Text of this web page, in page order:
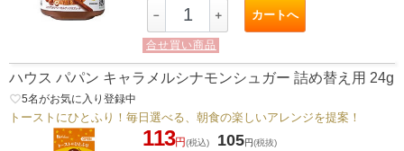
－ ＋ カートへ
合せ買い商品
ハウス パパン キャラメルシナモンシュガー 詰め替え用 24g
favorite_border5名がお気に入り登録中
トーストにひとふり！毎日選べる、朝食の楽しいアレンジを提案！
113円(税込) 105円(税抜)